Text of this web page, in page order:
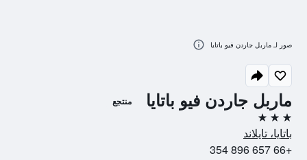
ماربل جاردن فيو باتايا منتجع
3 نجوم
باتايا، تايلاند
+66 657 896 354
صور لـ ماربل جاردن فيو باتايا